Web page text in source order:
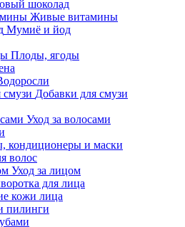
шоколад
Живые витамины
Мумиё и йод
Плоды, ягоды
Добавки для смузи
Уход за волосами
кондиционеры и маски
волос
Уход за лицом
для лица
кожи лица
пилинги